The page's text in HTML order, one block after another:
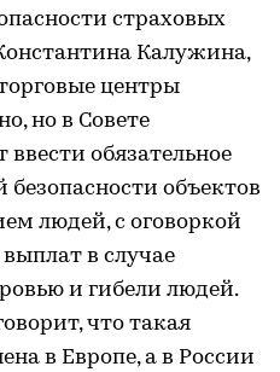
страховых
Калужина,
центры
но в Совете
обязательное
объектов
людей, с оговоркой
в случае
и гибели людей.
что такая
в Европе, а в России